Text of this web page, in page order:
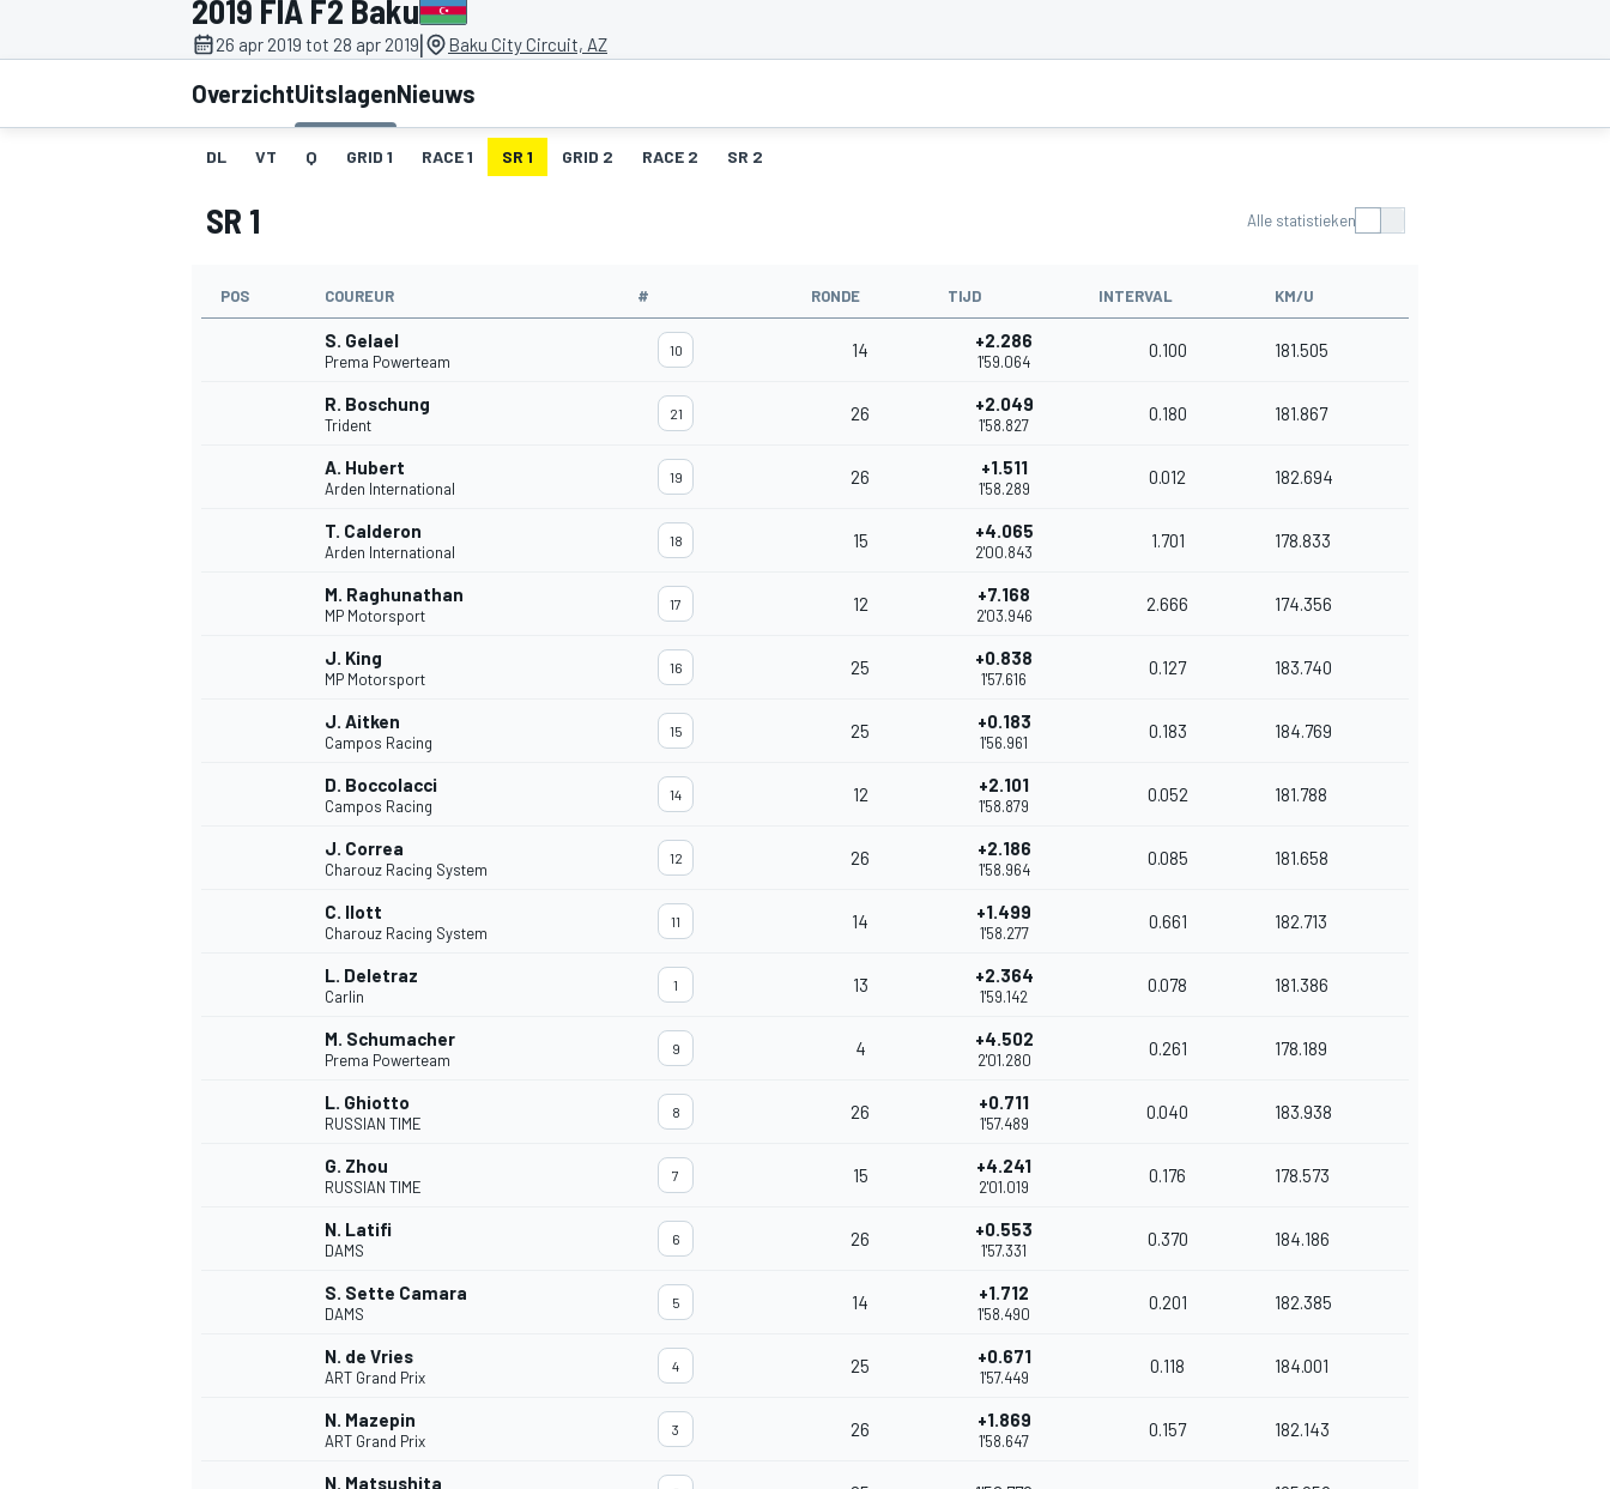
2019 FIA F2 Baku
26 apr 2019 tot 28 apr 2019| Baku City Circuit, AZ
OverzichtUitslagenNieuws
DL VT Q GRID 1 RACE 1 SR 1 GRID 2 RACE 2 SR 2
SR 1 Alle statistieken
POS COUREUR # RONDE TIJD INTERVAL KM/U
S. Gelael
Prema Powerteam
10 14 +2.286
1'59.064
0.100 181.505
R. Boschung
Trident
21 26 +2.049
1'58.827
0.180 181.867
A. Hubert
Arden International
19 26 +1.511
1'58.289
0.012 182.694
T. Calderon
Arden International
18 15 +4.065
2'00.843
1.701 178.833
M. Raghunathan
MP Motorsport
17 12 +7.168
2'03.946
2.666 174.356
J. King
MP Motorsport
16 25 +0.838
1'57.616
0.127 183.740
J. Aitken
Campos Racing
15 25 +0.183
1'56.961
0.183 184.769
D. Boccolacci
Campos Racing
14 12 +2.101
1'58.879
0.052 181.788
J. Correa
Charouz Racing System
12 26 +2.186
1'58.964
0.085 181.658
C. Ilott
Charouz Racing System
11 14 +1.499
1'58.277
0.661 182.713
L. Deletraz
Carlin
1 13 +2.364
1'59.142
0.078 181.386
M. Schumacher
Prema Powerteam
9 4 +4.502
2'01.280
0.261 178.189
L. Ghiotto
RUSSIAN TIME
8 26 +0.711
1'57.489
0.040 183.938
G. Zhou
RUSSIAN TIME
7 15 +4.241
2'01.019
0.176 178.573
N. Latifi
DAMS
6 26 +0.553
1'57.331
0.370 184.186
S. Sette Camara
DAMS
5 14 +1.712
1'58.490
0.201 182.385
N. de Vries
ART Grand Prix
4 25 +0.671
1'57.449
0.118 184.001
N. Mazepin
ART Grand Prix
3 26 +1.869
1'58.647
0.157 182.143
N. Matsushita